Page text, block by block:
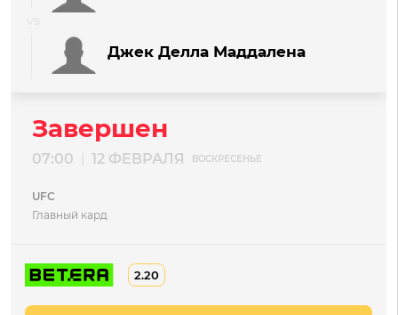
Джек Делла Маддалена
Завершен
07:00 12 ФЕВРАЛЯ ВОСКРЕСЕНЬЕ
UFC
Главный кард
2.20